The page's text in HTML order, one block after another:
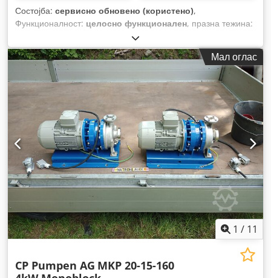
Состојба: сервисно обновено (користено),
Функционалност: целосно функционален, празна тежина:
, гориво:
температура:85 °C,
Мал оглас
1 / 11
CP Pumpen AG MKP 20-15-160